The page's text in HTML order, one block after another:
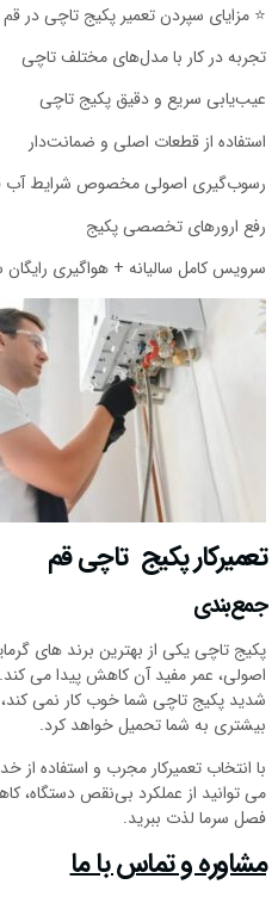
⭐️ مزایای سپردن تعمیر پکیج تاچی
تجربه در کار با مدل‌های مختلف تاچی
عیب‌یابی سریع و دقیق پکیج تاچی
استفاده از قطعات اصلی و ضمانت‌دار
رسوب‌گیری اصولی مخصوص شرایط آب
رفع ارورهای تخصصی پکیج
سرویس کامل سالیانه + هواگیری
تعمیرکار پکیج تاچی قم
جمع‌بندی
پکیج تاچی یکی از بهترین برند های
اصولی، عمر مفید آن کاهش پیدا می‌
شدید پکیج‌ تاچی شما خوب کار نمی‌
بیشتری به شما تحمیل خواهد کرد.
با انتخاب تعمیرکار مجرب و استفاده از
می‌ توانید از عملکرد بی‌نقص دستگاه،
فصل سرما لذت ببرید.
مشاوره و تماس با ما